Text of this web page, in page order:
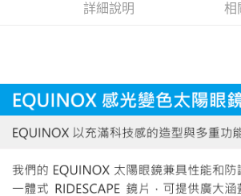
２．關於個人資料處理事宜，請瀏覽以下網址：
https://aftee.tw/terms/#terms3
３．未成年的使用者請事先徵得法定代理人或監護
「AFTEE先享後付」，若未經同意申辦者引起之損
任。
時審查核予不同之上限額度；若仍有額度不足之情
請求用戶進行身份認證。
詳細說明 相